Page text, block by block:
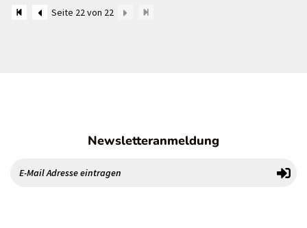
Seite 22 von 22
Newsletteranmeldung